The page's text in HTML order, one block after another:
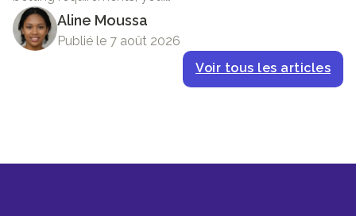
Aline Moussa
Publié le 7 août 2026
Voir tous les articles